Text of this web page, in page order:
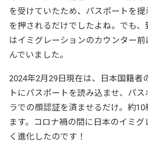
を受けていたため、パスポートを
を押されるだけでしたよね。でも
はイミグレーションのカウンター
んでいました。
2024年2月29日現在は、日本国籍者
トにパスポートを読み込ませ、パ
ラでの顔認証を済ませるだけ。約10
ます。コロナ禍の間に日本のイミグ
く進化したのです！